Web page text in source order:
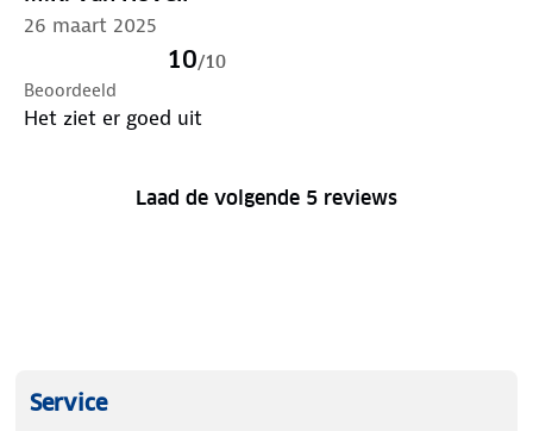
26 maart 2025
10/10
Beoordeeld
Het ziet er goed uit
Laad de volgende 5 reviews
Service